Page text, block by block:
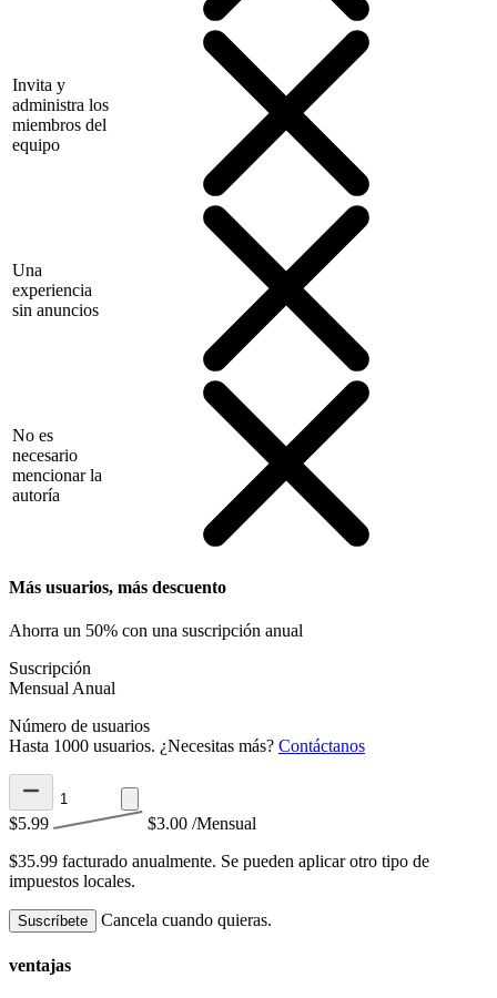
Invita y
administra los
miembros del
equipo
Una
experiencia
sin anuncios
No es
necesario
mencionar la
autoría
Más usuarios, más descuento
Ahorra un 50% con una suscripción anual
Suscripción
Mensual Anual
Número de usuarios
Hasta 1000 usuarios. ¿Necesitas más? Contáctanos
$5.99 $3.00 /Mensual
$35.99 facturado anualmente. Se pueden aplicar otro tipo de
impuestos locales.
Suscríbete Cancela cuando quieras.
ventajas